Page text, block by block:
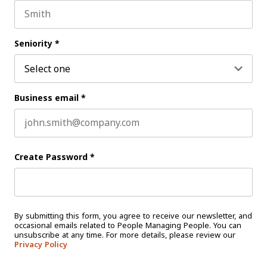
Seniority *
Business email *
Create Password *
By submitting this form, you agree to receive our newsletter, and
occasional emails related to People Managing People. You can
unsubscribe at any time. For more details, please review our
Privacy Policy